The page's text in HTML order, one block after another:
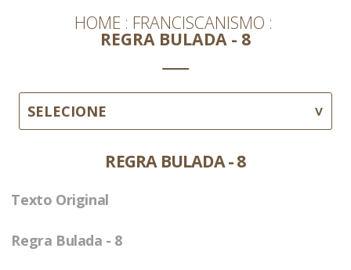
HOME FRANCISCANISMO
REGRA BULADA - 8
SELECIONE
REGRA BULADA - 8
Texto Original
Regra Bulada - 8